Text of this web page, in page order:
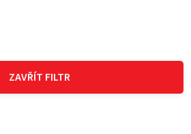
ZAVŘÍT FILTR